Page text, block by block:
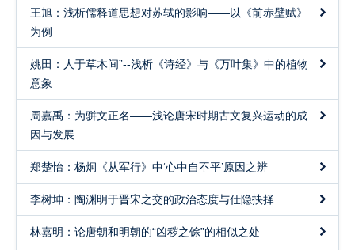
王旭：浅析儒释道思想对苏轼的影响——以《前赤壁赋》
为例
姚田：人于草木间”--浅析《诗经》与《万叶集》中的植物
意象
周嘉禹：为骈文正名——浅论唐宋时期古文复兴运动的成
因与发展
郑楚怡：杨炯《从军行》中‘心中自不平’原因之辨
李树坤：陶渊明于晋宋之交的政治态度与仕隐抉择
林嘉明：论唐朝和明朝的“凶秽之馀”的相似之处